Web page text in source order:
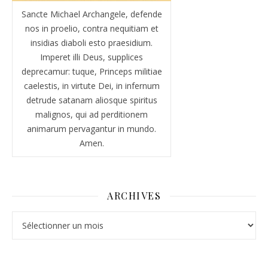
Sancte Michael Archangele, defende
nos in proelio, contra nequitiam et
insidias diaboli esto praesidium.
Imperet illi Deus, supplices
deprecamur: tuque, Princeps militiae
caelestis, in virtute Dei, in infernum
detrude satanam aliosque spiritus
malignos, qui ad perditionem
animarum pervagantur in mundo.
Amen.
ARCHIVES